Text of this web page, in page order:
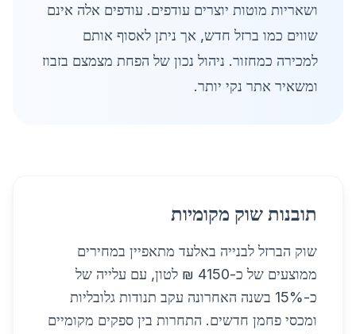
ושאריות מוטות יוצרים עודפים. עודפים אלה אינם
שווים כמו ברזל חדש, אך ניתן לאסוף אותם
למכירה כמחזור. ניהול נכון של הפחת מצמצם בזבוז
ומשאיר אתר נקי יותר.
תובנות שוק מקומיות
שוק הברזל לבנייה באלעד מתאפיין במחירים
ממוצעים של כ-4150 ₪ לטון, עם עלייה של
כ-15% בשנה האחרונה עקב תנודות גלובליות
ומכסי פחמן חדשים. התחרות בין ספקים מקומיים